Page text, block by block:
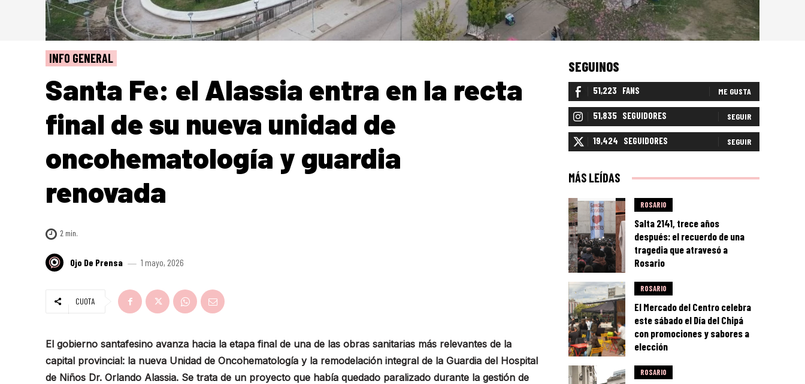
INFO GENERAL
Santa Fe: el Alassia entra en la recta
final de su nueva unidad de
oncohematología y guardia
renovada
2 min.
Ojo De Prensa 1 mayo, 2026
CUOTA
El gobierno santafesino avanza hacia la etapa final de una de las obras sanitarias más relevantes de la
capital provincial: la nueva Unidad de Oncohematología y la remodelación integral de la Guardia del Hospital
de Niños Dr. Orlando Alassia. Se trata de un proyecto que había quedado paralizado durante la gestión de
SEGUINOS
51,223 FANS ME GUSTA
51,835 SEGUIDORES SEGUIR
19,424 SEGUIDORES SEGUIR
MÁS LEÍDAS
ROSARIO
Salta 2141, trece años
después: el recuerdo de una
tragedia que atravesó a
Rosario
ROSARIO
El Mercado del Centro celebra
este sábado el Día del Chipá
con promociones y sabores a
elección
ROSARIO